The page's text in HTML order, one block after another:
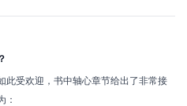
此受欢迎，书中轴心章节给出了非常接
：